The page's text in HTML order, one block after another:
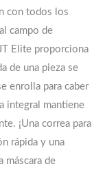
con todos los
campo de
Elite proporciona
de una pieza se
enrolla para caber
integral mantiene
¡Una correa para
rápida y una
máscara de